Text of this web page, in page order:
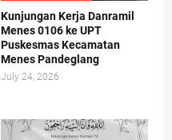
Kunjungan Kerja Danramil
Menes 0106 ke UPT
Puskesmas Kecamatan
Menes Pandeglang
July 24, 2026